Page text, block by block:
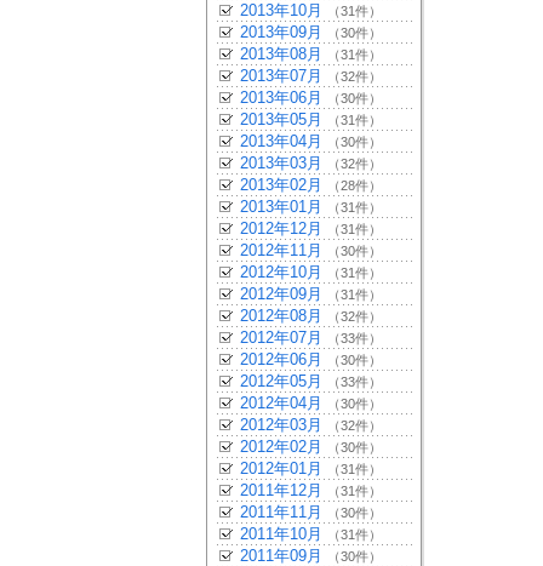
2013年10月 （31件）
2013年09月 （30件）
2013年08月 （31件）
2013年07月 （32件）
2013年06月 （30件）
2013年05月 （31件）
2013年04月 （30件）
2013年03月 （32件）
2013年02月 （28件）
2013年01月 （31件）
2012年12月 （31件）
2012年11月 （30件）
2012年10月 （31件）
2012年09月 （31件）
2012年08月 （32件）
2012年07月 （33件）
2012年06月 （30件）
2012年05月 （33件）
2012年04月 （30件）
2012年03月 （32件）
2012年02月 （30件）
2012年01月 （31件）
2011年12月 （31件）
2011年11月 （30件）
2011年10月 （31件）
2011年09月 （30件）